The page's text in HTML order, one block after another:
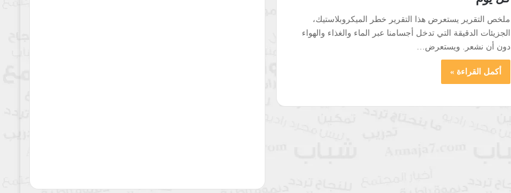
ملخص التقرير يستعرض هذا التقرير خطر الميكروبلاستيك،
الجزيئات الدقيقة التي تدخل أجسامنا عبر الماء والغذاء والهواء
دون أن نشعر. ويستعرض…
أكمل القراءة »